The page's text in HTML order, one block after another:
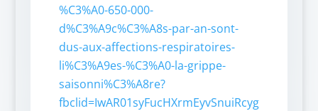
%C3%A0-650-000-
d%C3%A9c%C3%A8s-par-an-sont-
dus-aux-affections-respiratoires-
li%C3%A9es-%C3%A0-la-grippe-
saisonni%C3%A8re?
fbclid=IwAR01syFucHXrmEyvSnuiRcyg